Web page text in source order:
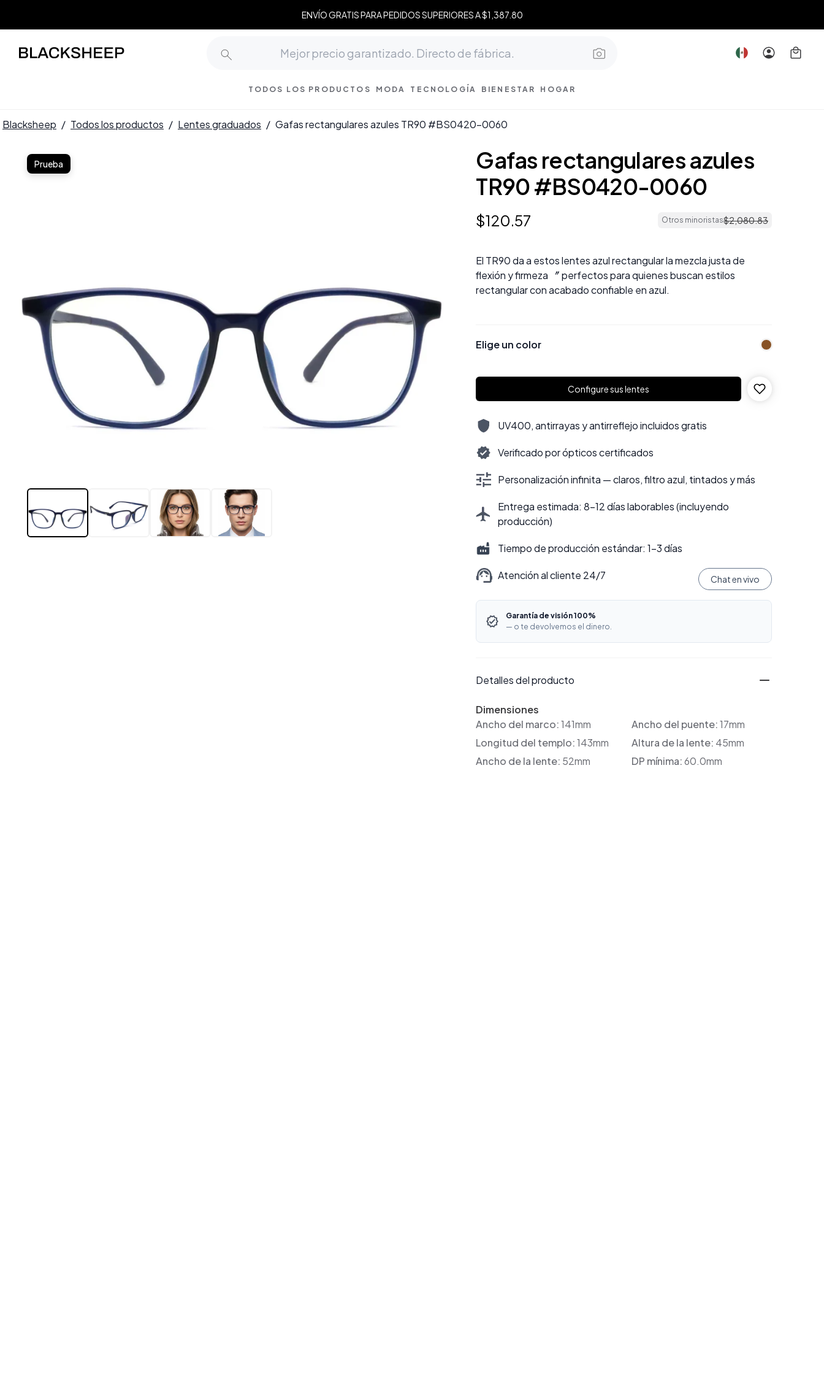
ENVÍO GRATIS PARA PEDIDOS SUPERIORES A $1,387.80
TODOS LOS PRODUCTOS MODA TECNOLOGÍA BIENESTAR HOGAR
Blacksheep / Todos los productos / Lentes graduados / Gafas rectangulares azules TR90 #BS0420-0060
Prueba
Gafas rectangulares azules
TR90 #BS0420-0060
$120.57 Otros minoristas$2,080.83
El TR90 da a estos lentes azul rectangular la mezcla justa de
flexión y firmeza 〞 perfectos para quienes buscan estilos
rectangular con acabado confiable en azul.
Elige un color
Configure sus lentes
UV400, antirrayas y antirreflejo incluidos gratis
Verificado por ópticos certificados
Personalización infinita — claros, filtro azul, tintados y más
Entrega estimada: 8–12 días laborables (incluyendo
producción)
Tiempo de producción estándar: 1–3 días
Atención al cliente 24/7 Chat en vivo
Garantía de visión 100%
— o te devolvemos el dinero.
Detalles del producto
Dimensiones
Ancho del marco:141mm Ancho del puente:17mm
Longitud del templo:143mm Altura de la lente: 45mm
Ancho de la lente: 52mm DP mínima:60.0mm